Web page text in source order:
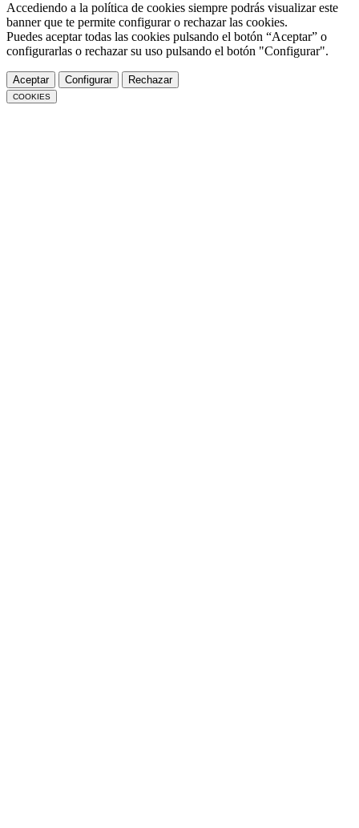
Accediendo a la política de cookies siempre podrás visualizar este
banner que te permite configurar o rechazar las cookies.
Puedes aceptar todas las cookies pulsando el botón “Aceptar” o
configurarlas o rechazar su uso pulsando el botón "Configurar".
Aceptar Configurar Rechazar
COOKIES